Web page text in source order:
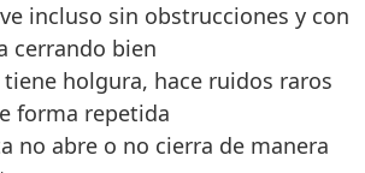
incluso sin obstrucciones y con
cerrando bien
tiene holgura, hace ruidos raros
forma repetida
no abre o no cierra de manera